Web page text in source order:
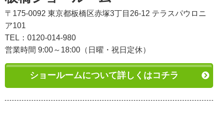
〒175-0092 東京都板橋区赤塚3丁目26-12 テラスパウロニ
ア101
TEL：0120-014-980
営業時間 9:00～18:00（日曜・祝日定休）
ショールームについて詳しくはコチラ